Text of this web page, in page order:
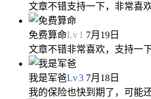
文章不错支持一下，非常喜
免费算命Lv1 7月19日
文章不错非常喜欢，支持一
我是军爸Lv3 7月18日
我的保险也快到期了，可能